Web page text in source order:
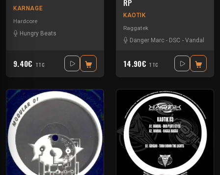
KARNAGE
Hardcore
Hungry Beats
9.40€ TTC
RP
KAOTIK
Raggatek
Danger Marc - DSC - Vandal
14.90€ TTC